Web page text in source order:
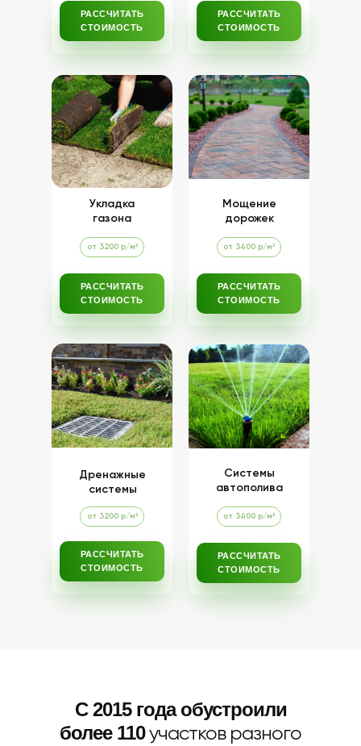
РАССЧИТАТЬ
СТОИМОСТЬ
Укладка
газона
РАССЧИТАТЬ
СТОИМОСТЬ
от 3200 р/м²
РАССЧИТАТЬ
СТОИМОСТЬ
Мощение
дорожек
РАССЧИТАТЬ
СТОИМОСТЬ
от 3400 р/м²
Дренажные
системы
РАССЧИТАТЬ
СТОИМОСТЬ
от 3200 р/м²
Системы
автополива
РАССЧИТАТЬ
СТОИМОСТЬ
от 3400 р/м²
С 2015 года обустроили
более 110участков разного